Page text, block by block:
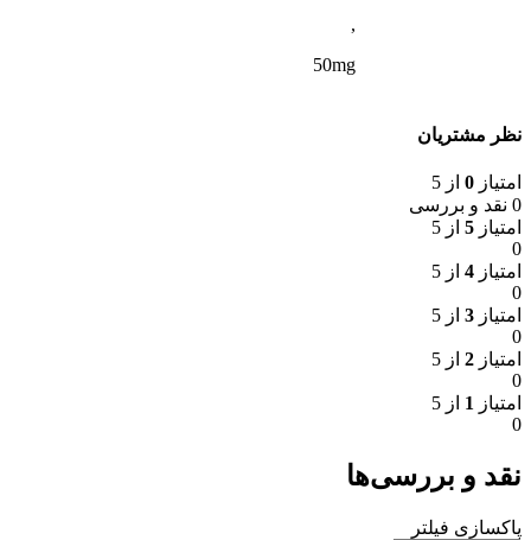
,
50mg
نظر مشتریان
امتیاز 0 از 5
0 نقد و بررسی
امتیاز 5 از 5
0
امتیاز 4 از 5
0
امتیاز 3 از 5
0
امتیاز 2 از 5
0
امتیاز 1 از 5
0
نقد و بررسی‌ها
پاکسازی فیلتر